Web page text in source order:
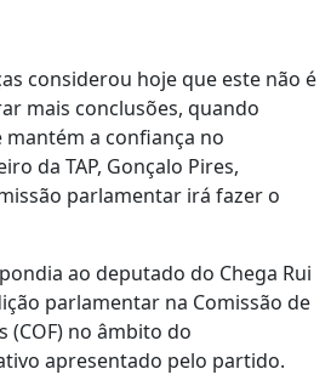
considerou hoje que este não é
mais conclusões, quando
a confiança no
da TAP, Gonçalo Pires,
parlamentar irá fazer o
ao deputado do Chega Rui
parlamentar na Comissão de
(COF) no âmbito do
apresentado pelo partido.